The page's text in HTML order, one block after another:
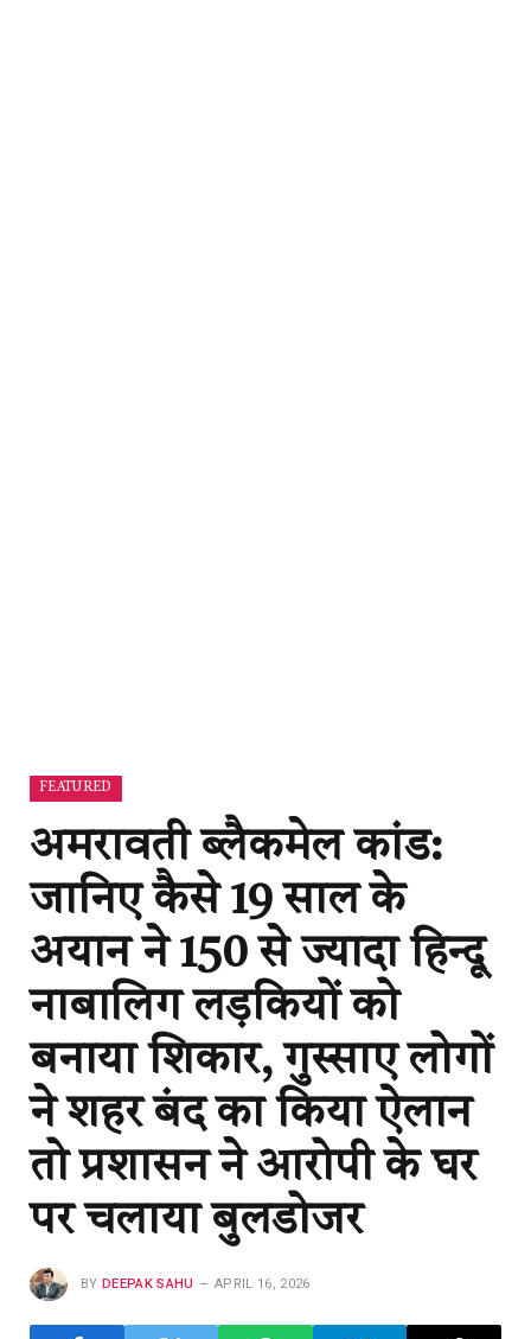
FEATURED
अमरावती ब्लैकमेल कांड:
जानिए कैसे 19 साल के
अयान ने 150 से ज्यादा हिन्दू
नाबालिग लड़कियों को
बनाया शिकार, गुस्साए लोगों
ने शहर बंद का किया ऐलान
तो प्रशासन ने आरोपी के घर
पर चलाया बुलडोजर
BY DEEPAK SAHU APRIL 16, 2026